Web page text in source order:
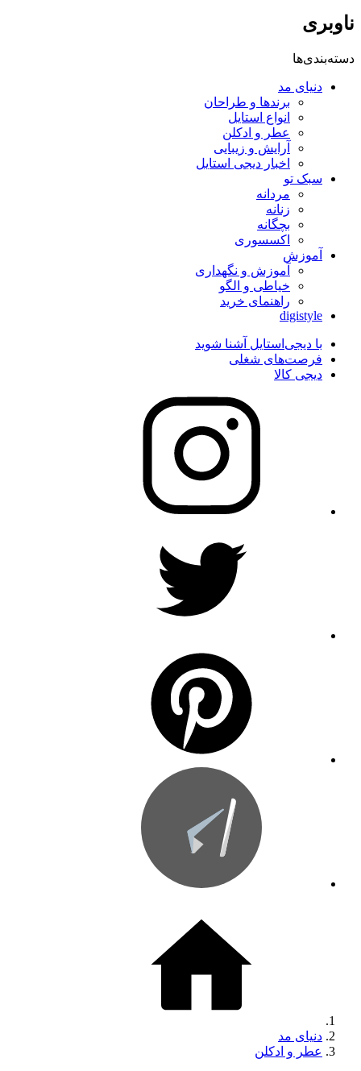
ناوبری
دسته‌بندی‌ها
دنیای مد
برندها و طراحان
انواع استایل
عطر و ادکلن
آرایش و زیبایی
اخبار دیجی استایل
سبک تو
مردانه
زنانه
بچگانه
اکسسوری
آموزش
آموزش و نگهداری
خیاطی و الگو
راهنمای خرید
digistyle
با دیجی‌استایل آشنا شوید
فرصت‌های شغلی
دیجی کالا
دنیای مد
عطر و ادکلن